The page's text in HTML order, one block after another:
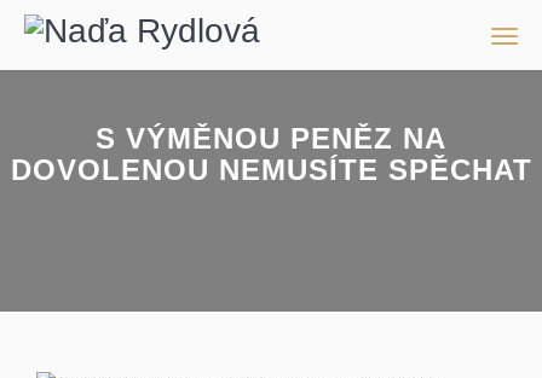
S VÝMĚNOU PENĚZ NA
DOVOLENOU NEMUSÍTE SPĚCHAT